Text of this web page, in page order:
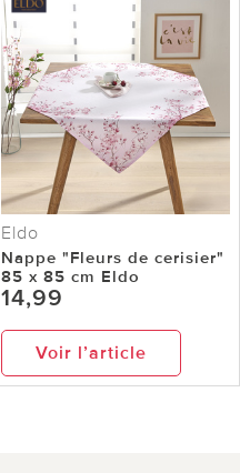
Eldo
Nappe "Fleurs de cerisier"
85 x 85 cm Eldo
14,99
Voir l’article